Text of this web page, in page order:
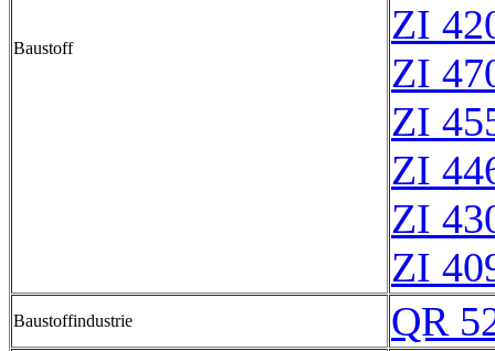
Baustoff
ZI
ZI
ZI
ZI
ZI
ZI
Baustoffindustrie QR